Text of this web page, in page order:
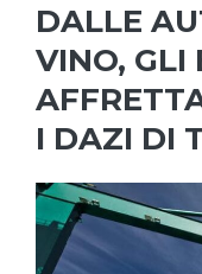
DALLE
VINO, GLI
I DAZI DI